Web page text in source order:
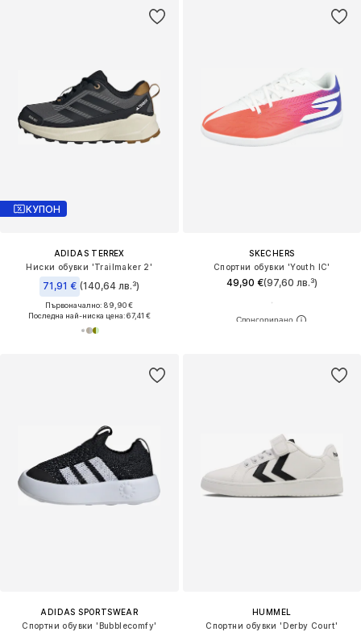
КУПОН
ADIDAS TERREX
Ниски обувки 'Trailmaker 2'
71,91 € (140,64 лв.³)
Първоначално: 89,90 €
Последна най-ниска цена:67,41 €
SKECHERS
Спортни обувки 'Youth IC'
49,90 €(97,60 лв.³)
ADIDAS SPORTSWEAR
Спортни обувки 'Bubblecomfy'
HUMMEL
Спортни обувки 'Derby Court'